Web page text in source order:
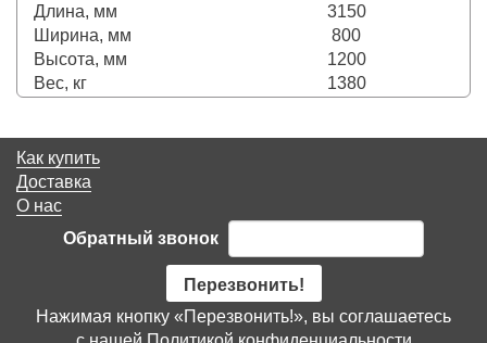
Длина, мм
3150
Ширина, мм
800
Высота, мм
1200
Вес, кг
1380
Как купить
Доставка
О нас
Обратный звонок
Перезвонить!
Нажимая кнопку «Перезвонить!», вы соглашаетесь